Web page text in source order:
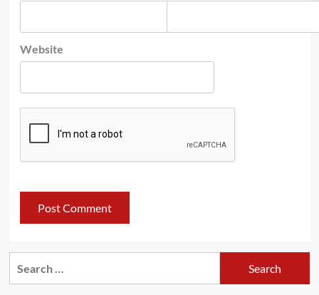
Website